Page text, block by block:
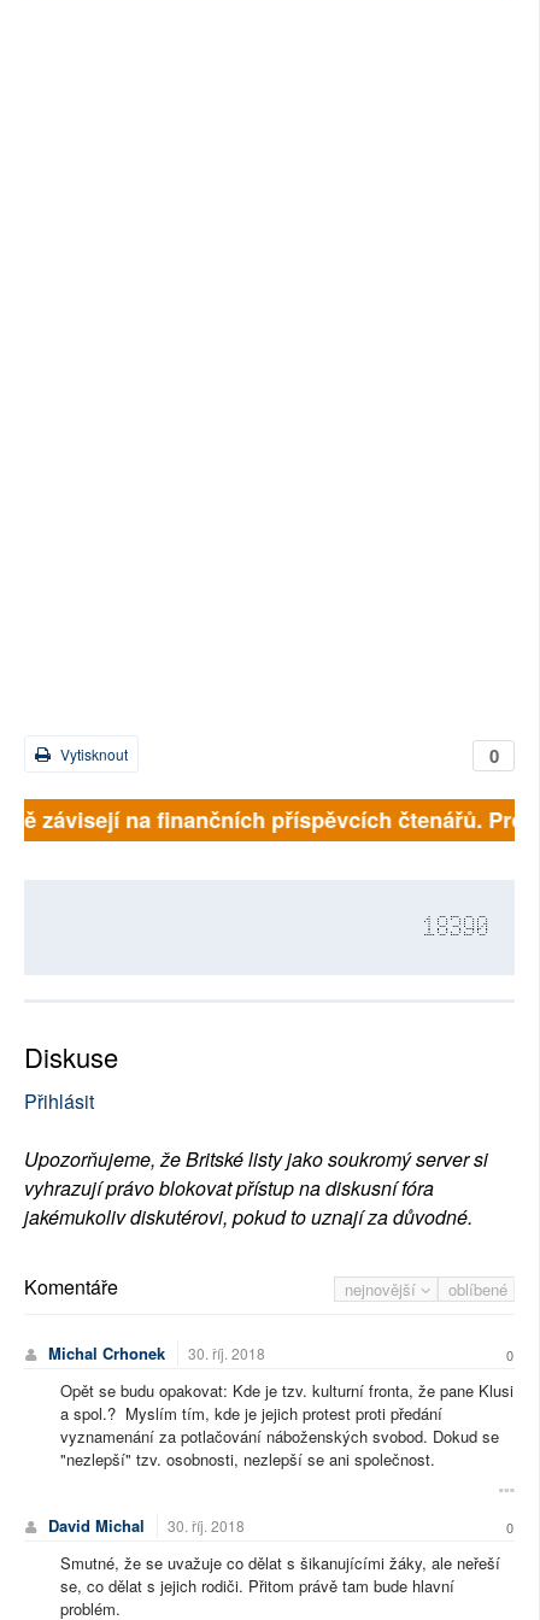
0
Vytisknout
závisejí na finančních příspěvcích čtenářů.
18390
Diskuse
Přihlásit
Upozorňujeme, že Britské listy jako soukromý server si
vyhrazují právo blokovat přístup na diskusní fóra
jakémukoliv diskutérovi, pokud to uznají za důvodné.
nejnovější oblíbené
Komentáře
Michal Crhonek 30. říj. 2018 0
Opět se budu opakovat: Kde je tzv. kulturní fronta, že pane Klusi
a spol.? Myslím tím, kde je jejich protest proti předání
vyznamenání za potlačování náboženských svobod. Dokud se
"nezlepší" tzv. osobnosti, nezlepší se ani společnost.
David Michal 30. říj. 2018 0
Smutné, že se uvažuje co dělat s šikanujícími žáky, ale neřeší
se, co dělat s jejich rodiči. Přitom právě tam bude hlavní
problém.